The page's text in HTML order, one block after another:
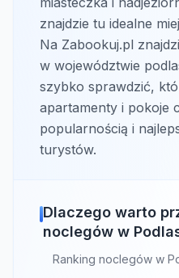
znajdzie tu idealne
Na Zabookuj.pl
w województwie
szybko sprawdzić,
apartamenty i pokoje
popularnością i
turystów.
Dlaczego warto
noclegów w
Ranking noclegów w